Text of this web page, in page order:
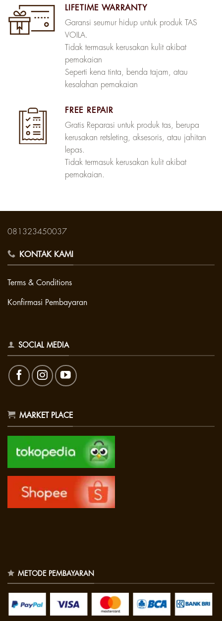
LIFETIME WARRANTY
Garansi seumur hidup untuk produk TAS
VOILA.
Tidak termasuk kerusakan kulit akibat
pemakaian
Seperti kena tinta, benda tajam, atau
kesalahan pemakaian
FREE REPAIR
Gratis Reparasi untuk produk tas, berupa
kerusakan retsleting, aksesoris, atau jahitan
lepas.
Tidak termasuk kerusakan kulit akibat
pemakaian.
081323450037
KONTAK KAMI
Terms & Conditions
Konfirmasi Pembayaran
SOCIAL MEDIA
MARKET PLACE
METODE PEMBAYARAN